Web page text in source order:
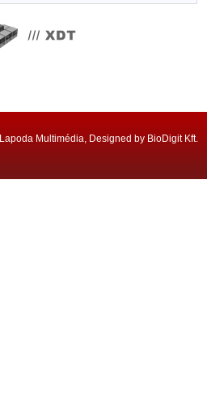
Multimédia, Designed by BioDigit Kft.